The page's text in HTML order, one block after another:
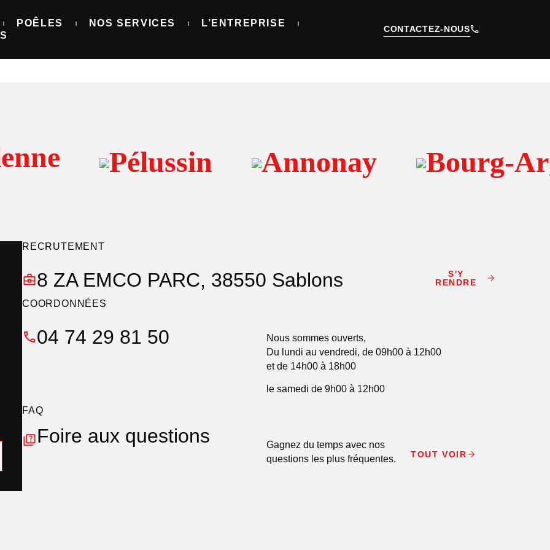
POÊLES NOS SERVICES
L’ENTREPRISE
CONTACTEZ-NOUS
Pélussin Annonay Bourg-
RECRUTEMENT
8 ZA EMCO PARC, 38550 Sablons
S'Y
RENDRE
COORDONNÉES
04 74 29 81 50
Nous sommes ouverts,
Du lundi au vendredi, de 09h00 à 12h00
et de 14h00 à 18h00
le samedi de 9h00 à 12h00
FAQ
Foire aux questions
Gagnez du temps avec nos
questions les plus fréquentes.
TOUT VOIR